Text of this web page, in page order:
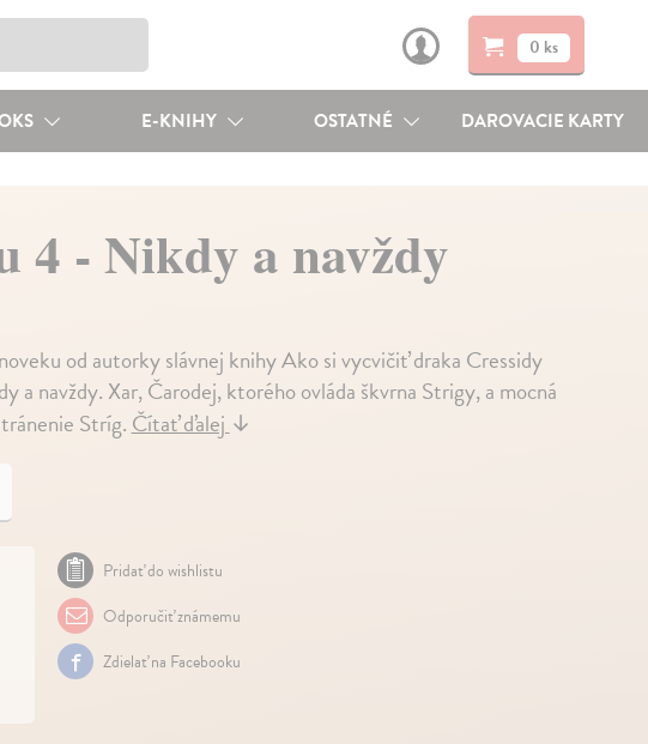
0 ks
E-KNIHY OSTATNÉ DAROVACIE KARTY
4 - Nikdy a navždy
od autorky slávnej knihy Ako si vycvičiť draka Cressidy
a navždy. Xar, Čarodej, ktorého ovláda škvrna Strigy, a mocná
Stríg.Čítať ďalej↓
Pridať do wishlistu
Odporučiť známemu
Zdielať na Facebooku